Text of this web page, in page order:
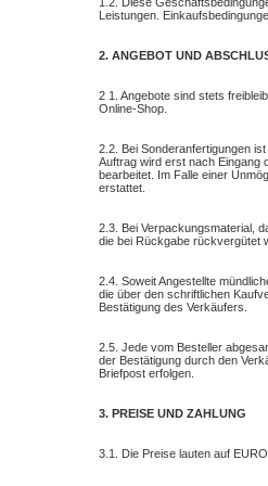
Leistungen.
2. ANGEBOT UND
2 1. Angebote sind stets
Online-Shop.
2.2. Bei Sonderanfertigungen
Auftrag wird erst nach Eingang
bearbeitet. Im Falle einer
erstattet.
2.3. Bei Verpackungsmaterial,
die bei Rückgabe rückvergütet
2.4. Soweit Angestellte
die über den schriftlichen
Bestätigung des Verkäufers.
2.5. Jede vom Besteller
der Bestätigung durch den
Briefpost erfolgen.
3. PREISE UND ZAHLUNG
3.1. Die Preise lauten auf